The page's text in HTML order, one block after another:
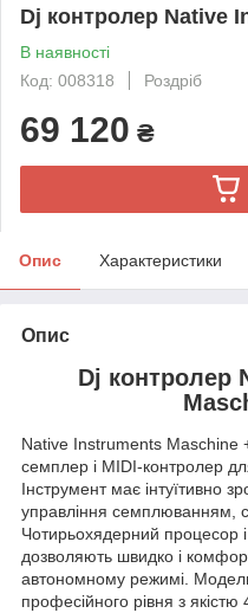
Dj контролер Native
В наявності
Код: 008318
Роздріб
69 120 ₴
Опис Характеристики
Опис
Dj контролер
Native Instruments Maschine
семплер і MIDI-контролер
Інструмент має інтуїтивно
управління семплюванням,
Чотирьохядерний процесор
дозволяють швидко і
автономному режимі.
професійного рівня з